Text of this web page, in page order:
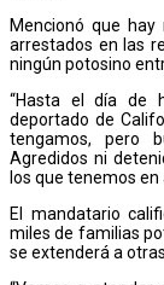
Mencionó que
arrestados en las
ningún potosino
“Hasta el día de
deportado de
tengamos, pero
Agredidos ni
los que tenemos en
El mandatario
miles de familias
se extenderá a